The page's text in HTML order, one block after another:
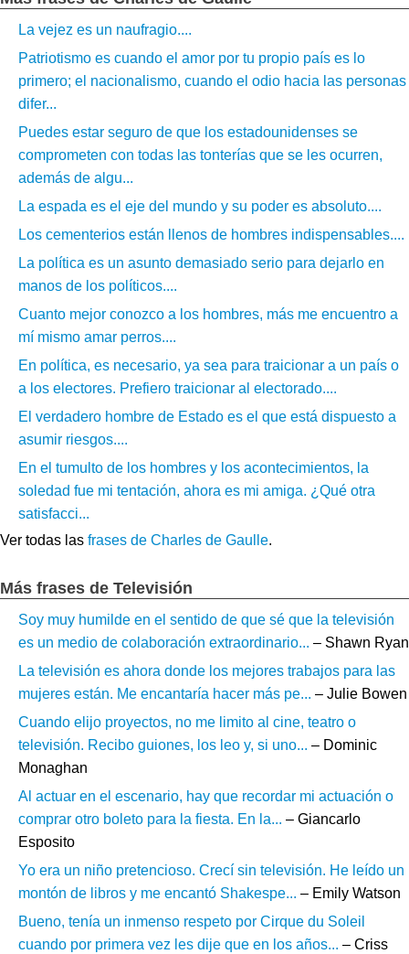
La vejez es un naufragio....
Patriotismo es cuando el amor por tu propio país es lo
primero; el nacionalismo, cuando el odio hacia las personas
difer...
Puedes estar seguro de que los estadounidenses se
comprometen con todas las tonterías que se les ocurren,
además de algu...
La espada es el eje del mundo y su poder es absoluto....
Los cementerios están llenos de hombres indispensables....
La política es un asunto demasiado serio para dejarlo en
manos de los políticos....
Cuanto mejor conozco a los hombres, más me encuentro a
mí mismo amar perros....
En política, es necesario, ya sea para traicionar a un país o
a los electores. Prefiero traicionar al electorado....
El verdadero hombre de Estado es el que está dispuesto a
asumir riesgos....
En el tumulto de los hombres y los acontecimientos, la
soledad fue mi tentación, ahora es mi amiga. ¿Qué otra
satisfacci...
Ver todas las frases de Charles de Gaulle.
Más frases de Televisión
Soy muy humilde en el sentido de que sé que la televisión
es un medio de colaboración extraordinario... – Shawn Ryan
La televisión es ahora donde los mejores trabajos para las
mujeres están. Me encantaría hacer más pe... – Julie Bowen
Cuando elijo proyectos, no me limito al cine, teatro o
televisión. Recibo guiones, los leo y, si uno... – Dominic
Monaghan
Al actuar en el escenario, hay que recordar mi actuación o
comprar otro boleto para la fiesta. En la... – Giancarlo
Esposito
Yo era un niño pretencioso. Crecí sin televisión. He leído un
montón de libros y me encantó Shakespe... – Emily Watson
Bueno, tenía un inmenso respeto por Cirque du Soleil
cuando por primera vez les dije que en los años... – Criss